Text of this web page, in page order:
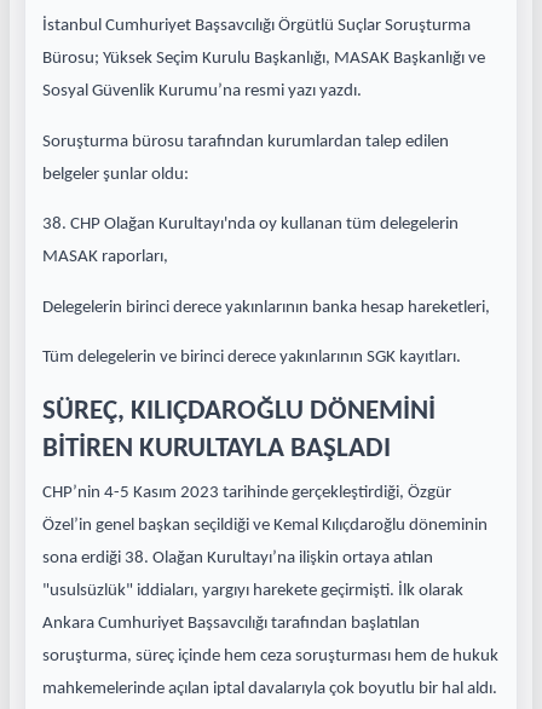
İstanbul Cumhuriyet Başsavcılığı Örgütlü Suçlar Soruşturma
Bürosu; Yüksek Seçim Kurulu Başkanlığı, MASAK Başkanlığı ve
Sosyal Güvenlik Kurumu’na resmi yazı yazdı.
Soruşturma bürosu tarafından kurumlardan talep edilen
belgeler şunlar oldu:
38. CHP Olağan Kurultayı'nda oy kullanan tüm delegelerin
MASAK raporları,
Delegelerin birinci derece yakınlarının banka hesap hareketleri,
Tüm delegelerin ve birinci derece yakınlarının SGK kayıtları.
SÜREÇ, KILIÇDAROĞLU DÖNEMİNİ
BİTİREN KURULTAYLA BAŞLADI
CHP’nin 4-5 Kasım 2023 tarihinde gerçekleştirdiği, Özgür
Özel’in genel başkan seçildiği ve Kemal Kılıçdaroğlu döneminin
sona erdiği 38. Olağan Kurultayı’na ilişkin ortaya atılan
"usulsüzlük" iddiaları, yargıyı harekete geçirmişti. İlk olarak
Ankara Cumhuriyet Başsavcılığı tarafından başlatılan
soruşturma, süreç içinde hem ceza soruşturması hem de hukuk
mahkemelerinde açılan iptal davalarıyla çok boyutlu bir hal aldı.